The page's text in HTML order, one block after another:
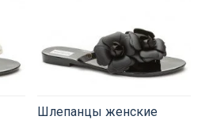
Шлепанцы женские